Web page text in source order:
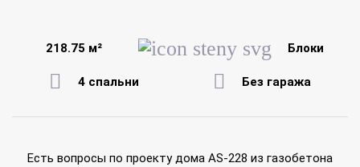
218.75 м² Блоки
4 спальни Без гаража
Есть вопросы по проекту дома AS-228 из газобетона